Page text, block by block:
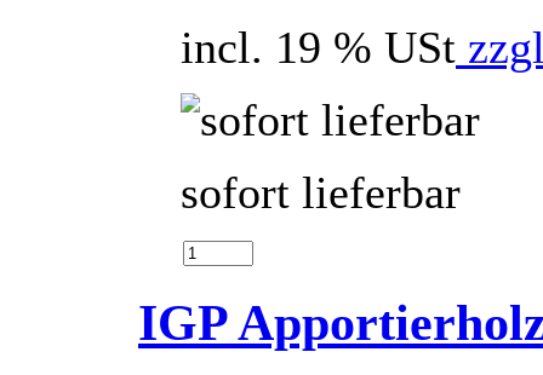
incl. 19 % USt
sofort lieferbar
IGP